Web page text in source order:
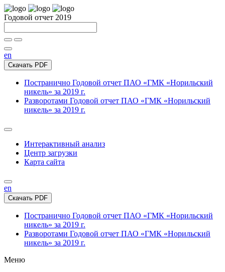
Годовой отчет 2019
en
Скачать PDF
Постранично Годовой отчет ПАО «ГМК «Норильский
никель» за 2019 г.
Разворотами Годовой отчет ПАО «ГМК «Норильский
никель» за 2019 г.
Интерактивный анализ
Центр загрузки
Карта сайта
en
Скачать PDF
Постранично Годовой отчет ПАО «ГМК «Норильский
никель» за 2019 г.
Разворотами Годовой отчет ПАО «ГМК «Норильский
никель» за 2019 г.
Меню